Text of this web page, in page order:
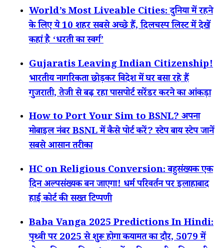
World’s Most Liveable Cities: दुनिया में रहने
के लिए ये 10 शहर सबसे अच्छे हैं, दिलचस्प लिस्ट में देखें
कहां है ‘धरती का स्वर्ग’
Gujaratis Leaving Indian Citizenship!
भारतीय नागरिकता छोड़कर विदेश में घर बसा रहे हैं
गुजराती, तेजी से बढ़ रहा पासपोर्ट सरेंडर करने का आंकड़ा
How to Port Your Sim to BSNL? अपना
मोबाइल नंबर BSNL में कैसे पोर्ट करें? स्टेप बाय स्टेप जानें
सबसे आसान तरीका
HC on Religious Conversion: बहुसंख्यक एक
दिन अल्पसंख्यक बन जाएगा! धर्म परिवर्तन पर इलाहाबाद
हाई कोर्ट की सख्त टिप्पणी
Baba Vanga 2025 Predictions In Hindi:
पृथ्वी पर 2025 से शुरू होगा कयामत का दौर, 5079 में